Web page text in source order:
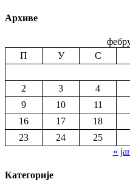
Архиве
П
У С
2
3 4
9
10 11
16
17 18
23
24 25
«
Категорије